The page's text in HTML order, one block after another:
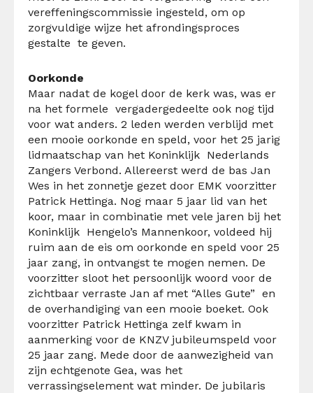
vereffeningscommissie ingesteld, om op
zorgvuldige wijze het afrondingsproces
gestalte te geven.
Oorkonde
Maar nadat de kogel door de kerk was, was er
na het formele vergadergedeelte ook nog tijd
voor wat anders. 2 leden werden verblijd met
een mooie oorkonde en speld, voor het 25 jarig
lidmaatschap van het Koninklijk Nederlands
Zangers Verbond. Allereerst werd de bas Jan
Wes in het zonnetje gezet door EMK voorzitter
Patrick Hettinga. Nog maar 5 jaar lid van het
koor, maar in combinatie met vele jaren bij het
Koninklijk Hengelo’s Mannenkoor, voldeed hij
ruim aan de eis om oorkonde en speld voor 25
jaar zang, in ontvangst te mogen nemen. De
voorzitter sloot het persoonlijk woord voor de
zichtbaar verraste Jan af met “Alles Gute” en
de overhandiging van een mooie boeket. Ook
voorzitter Patrick Hettinga zelf kwam in
aanmerking voor de KNZV jubileumspeld voor
25 jaar zang. Mede door de aanwezigheid van
zijn echtgenote Gea, was het
verrassingselement wat minder. De jubilaris